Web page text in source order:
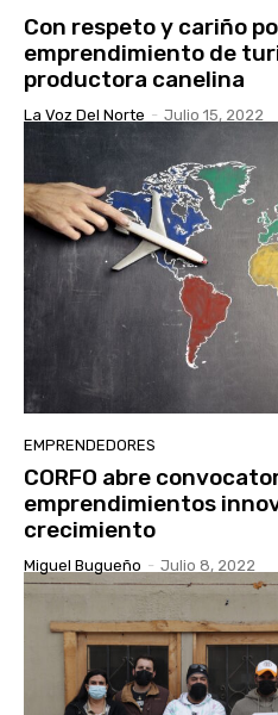
Con respeto y cariño
emprendimiento de
productora canelina
La Voz Del Norte - Julio 15, 2022
EMPRENDEDORES
CORFO abre
emprendimientos
crecimiento
Miguel Bugueño - Julio 8, 2022